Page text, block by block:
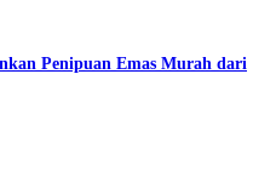
Penipuan Emas Murah dari